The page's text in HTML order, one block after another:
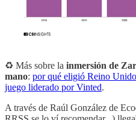
♻️ Más sobre la inmersión de
mano: por qué eligió Reino
juego liderado por Vinted.
A través de Raúl González de